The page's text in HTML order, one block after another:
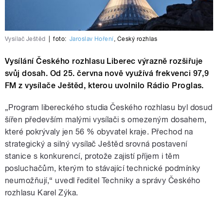
Vysílač Ještěd foto: Jaroslav Hoření Český rozhlas
Vysílání Českého rozhlasu Liberec výrazně rozšiřuje
svůj dosah. Od 25. června nově využívá frekvenci 97,9
FM z vysílače Ještěd, kterou uvolnilo Rádio Proglas.
„Program libereckého studia Českého rozhlasu byl dosud
šířen především malými vysílači s omezeným dosahem,
které pokrývaly jen 56 % obyvatel kraje. Přechod na
strategický a silný vysílač Ještěd srovná postavení
stanice s konkurencí, protože zajistí příjem i těm
posluchačům, kterým to stávající technické podmínky
neumožňují,“ uvedl ředitel Techniky a správy Českého
rozhlasu Karel Zýka.